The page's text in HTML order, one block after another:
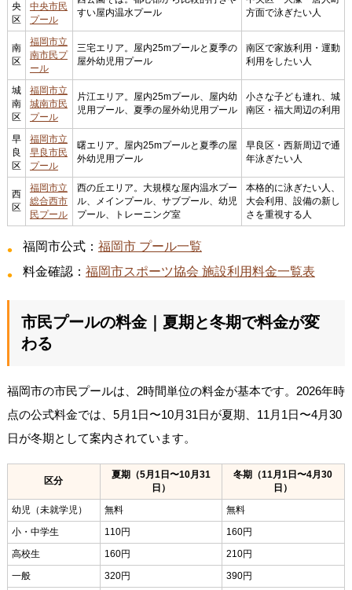
央
区
中央市民
プール
すい屋内温水プール
方面で泳ぎたい人
南
区
福岡市立
南市民プ
ール
三宅エリア。屋内25mプールと夏季の
屋外幼児用プール
南区で家族利用・運動
利用をしたい人
城
南
区
福岡市立
城南市民
プール
片江エリア。屋内25mプール、屋内幼
児用プール、夏季の屋外幼児用プール
小さな子ども連れ、城
南区・福大周辺の利用
早
良
区
福岡市立
早良市民
プール
曙エリア。屋内25mプールと夏季の屋
外幼児用プール
早良区・西新周辺で通
年泳ぎたい人
西
区
福岡市立
総合西市
民プール
西の丘エリア。大規模な屋内温水プー
ル、メインプール、サブプール、幼児
プール、トレーニング室
本格的に泳ぎたい人、
大会利用、設備の新し
さを重視する人
福岡市公式： 福岡市 プール一覧
料金確認： 福岡市スポーツ協会 施設利用料金一覧表
市民プールの料金｜夏期と冬期で料金が変
わる
福岡市の市民プールは、2時間単位の料金が基本です。2026年時
点の公式料金では、5月1日〜10月31日が夏期、11月1日〜4月30
日が冬期として案内されています。
区分
夏期（5月1日〜10月31
日）
冬期（11月1日〜4月30
日）
幼児（未就学児）
無料
無料
小・中学生
110円
160円
高校生
160円
210円
一般
320円
390円